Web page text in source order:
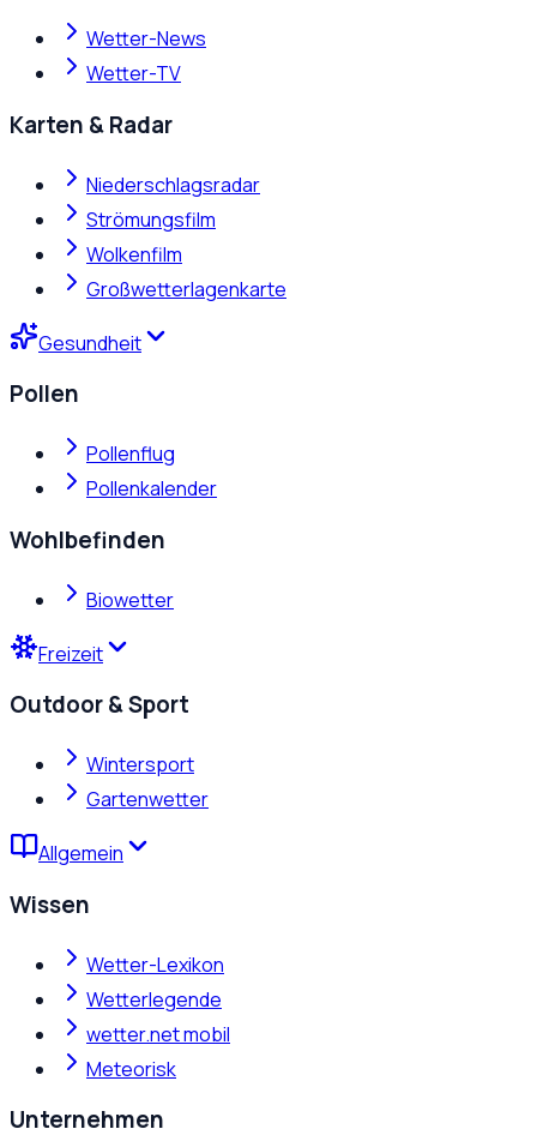
Wetter-News
Wetter-TV
Karten & Radar
Niederschlagsradar
Strömungsfilm
Wolkenfilm
Großwetterlagenkarte
Gesundheit
Pollen
Pollenflug
Pollenkalender
Wohlbefinden
Biowetter
Freizeit
Outdoor & Sport
Wintersport
Gartenwetter
Allgemein
Wissen
Wetter-Lexikon
Wetterlegende
wetter.net mobil
Meteorisk
Unternehmen